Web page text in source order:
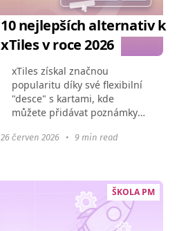
10 nejlepších alternativ k
xTiles v roce 2026
xTiles získal značnou
popularitu díky své flexibilní
"desce" s kartami, kde
můžete přidávat poznámky,
projekt roste, jeho omezení
26 červen 2026 • 9 min read
ŠKOLA PM